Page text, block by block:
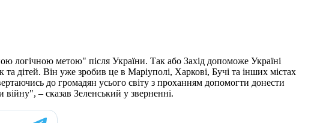
логічною метою" після України. Так або Захід допоможе Україні
дітей. Він уже зробив це в Маріуполі, Харкові, Бучі та інших містах
до громадян усього світу з проханням допомогти донести
– сказав Зеленський у зверненні.